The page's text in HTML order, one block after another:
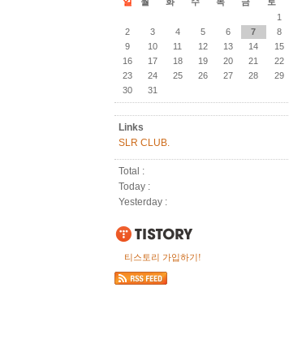
월 화 수 목 금
토
1
2
3 4 5 6 7
8
9
10 11 12 13 14
15
16
17 18 19 20 21
22
23
24 25 26 27 28
29
30
31
Links
SLR CLUB.
Total :
Today :
Yesterday :
티스토리 가입하기!